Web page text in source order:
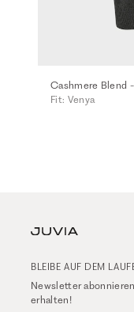
Cashmere Blend
Fit: Venya
BLEIBE AUF DEM
Newsletter
erhalten!